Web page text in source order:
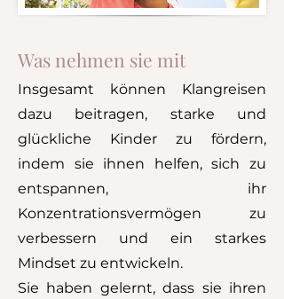
Was nehmen sie mit
Insgesamt können Klangreisen
dazu beitragen, starke und
glückliche Kinder zu fördern,
indem sie ihnen helfen, sich zu
entspannen, ihr
Konzentrationsvermögen zu
verbessern und ein starkes
Mindset zu entwickeln.
Sie haben gelernt, dass sie ihren